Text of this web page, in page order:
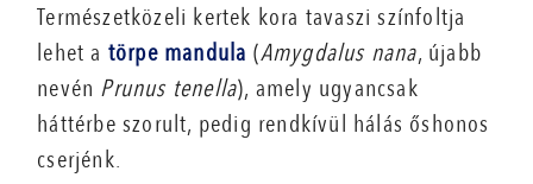
Természetközeli kertek kora tavaszi színfoltja
lehet a törpe mandula (Amygdalus nana, újabb
nevén Prunus tenella), amely ugyancsak
háttérbe szorult, pedig rendkívül hálás őshonos
cserjénk.